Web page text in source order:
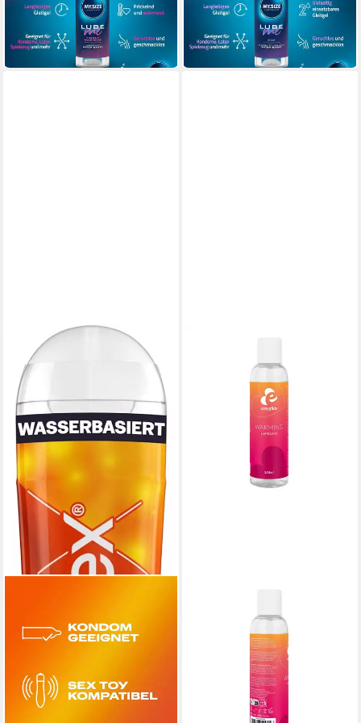
UVP12,99 €
(99,90 €/ 1 l)
-23%
in 5-6 Werktagen bei dir
-23%
in 5-6 Werktagen bei dir